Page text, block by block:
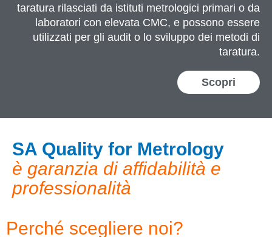
taratura rilasciati da istituti metrologici primari o da
laboratori con elevata CMC, e possono essere
utilizzati per gli audit o lo sviluppo dei metodi di
taratura.
Scopri
SA Quality for Metrology
è garanzia di affidabilità e
professionalità
Perché scegliere noi?